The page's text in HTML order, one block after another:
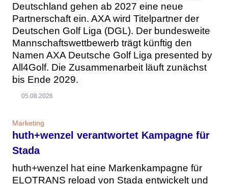
Deutschland gehen ab 2027 eine neue
Partnerschaft ein. AXA wird Titelpartner der
Deutschen Golf Liga (DGL). Der bundesweite
Mannschaftswettbewerb trägt künftig den
Namen AXA Deutsche Golf Liga presented by
All4Golf. Die Zusammenarbeit läuft zunächst
bis Ende 2029.
05.08.2026
Marketing
huth+wenzel verantwortet Kampagne für
Stada
huth+wenzel hat eine Markenkampagne für
ELOTRANS reload von Stada entwickelt und